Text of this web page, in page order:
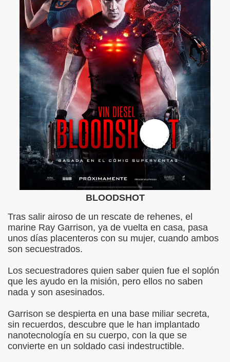
BLOODSHOT
Tras salir airoso de un rescate de rehenes, el
marine Ray Garrison, ya de vuelta en casa, pasa
unos días placenteros con su mujer, cuando ambos
son secuestrados.
Los secuestradores quien saber quien fue el soplón
que les ayudo en la misión, pero ellos no saben
nada y son asesinados.
Garrison se despierta en una base miliar secreta,
sin recuerdos, descubre que le han implantado
nanotecnología en su cuerpo, con la que se
convierte en un soldado casi indestructible.